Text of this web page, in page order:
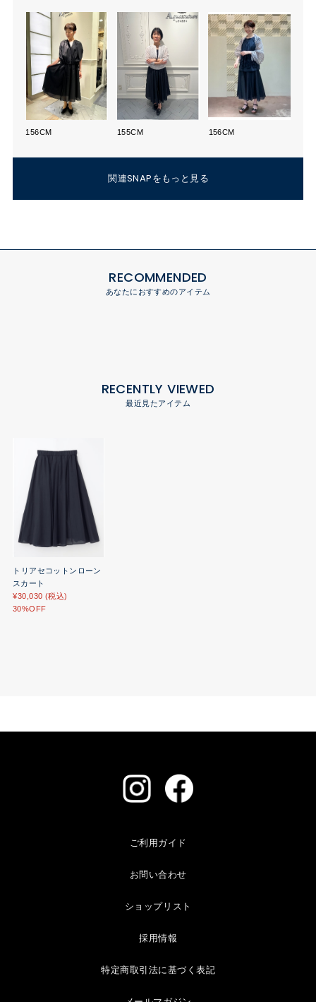
156CM 155CM 156CM
関連SNAPをもっと見る
RECOMMENDED
あなたにおすすめのアイテム
RECENTLY VIEWED
最近見たアイテム
トリアセコットンローン
スカート
¥30,030 (税込)
30%OFF
ご利用ガイド
お問い合わせ
ショップリスト
採用情報
特定商取引法に基づく表記